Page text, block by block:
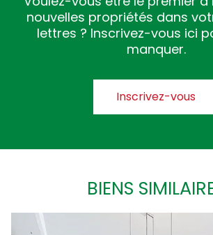
nouvelles propriétés dans
lettres ? Inscrivez-vous ici
manquer.
Inscrivez-vous
BIENS